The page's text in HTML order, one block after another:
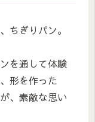
ちぎりパン。
を通して体験
形を作った
、素敵な思い